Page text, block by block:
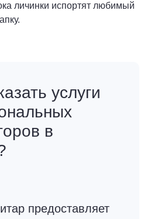
личинки испортят любимый
услуги
в
предоставляет